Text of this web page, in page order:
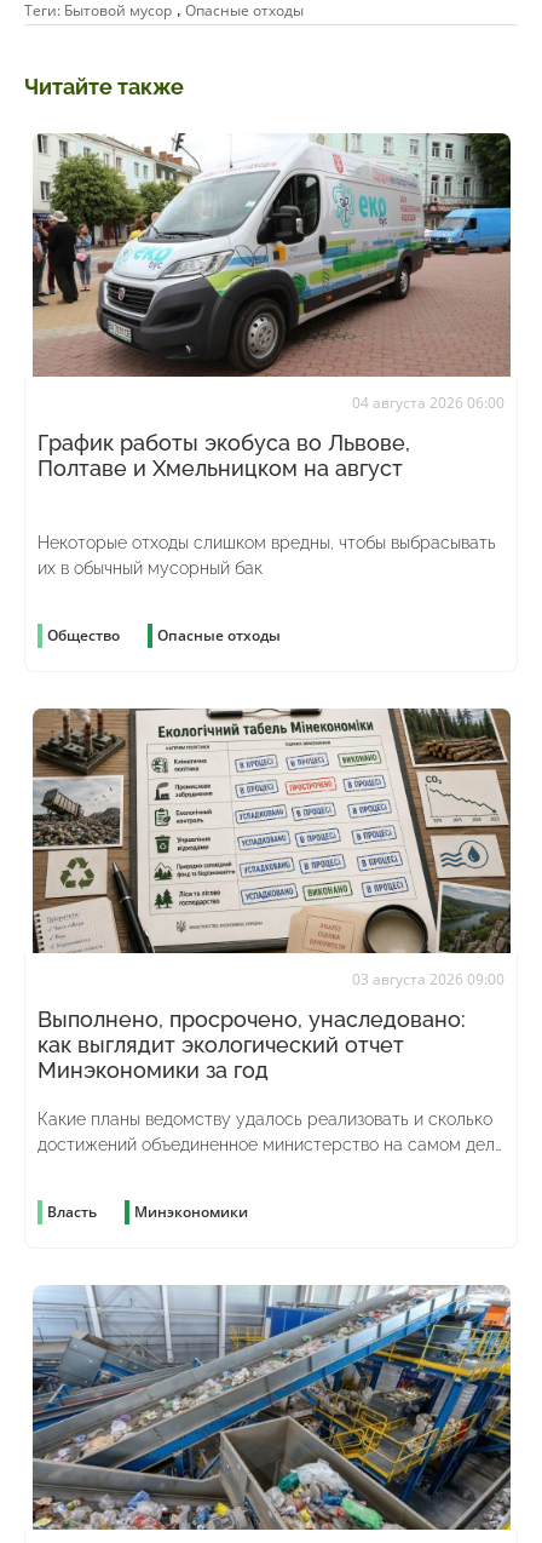
Теги: Бытовой мусор , Опасные отходы
Читайте также
04 августа 2026 06:00
График работы экобуса во Львове,
Полтаве и Хмельницком на август
Некоторые отходы слишком вредны, чтобы выбрасывать
их в обычный мусорный бак
Общество Опасные отходы
03 августа 2026 09:00
Выполнено, просрочено, унаследовано:
как выглядит экологический отчет
Минэкономики за год
Какие планы ведомству удалось реализовать и сколько
достижений объединенное министерство на самом деле
Власть Минэкономики